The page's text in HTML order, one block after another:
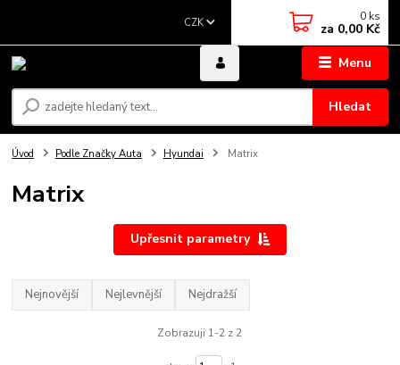
Menu
CZK
Hledat
0 ks
za 0,00 Kč
Úvod Podle Značky Auta Hyundai Matrix
Matrix
Upřesnit parametry
Nejnovější Nejlevnější Nejdražší
Zobrazuji 1-2 z 2